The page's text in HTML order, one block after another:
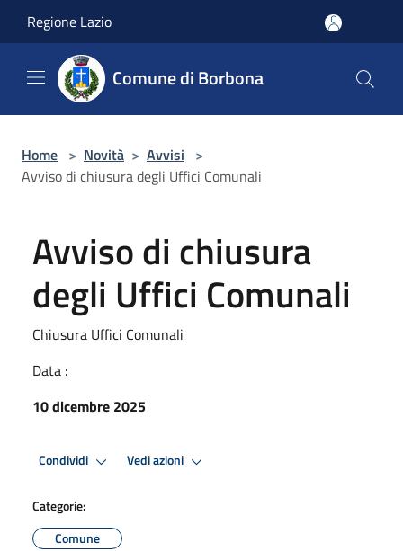
Regione Lazio
Comune di Borbona
Home > Novità > Avvisi >
Avviso di chiusura degli Uffici Comunali
Avviso di chiusura
degli Uffici Comunali
Chiusura Uffici Comunali
Data :
10 dicembre 2025
Condividi Vedi azioni
Categorie:
Comune